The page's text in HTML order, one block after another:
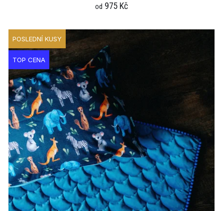
od 975 Kč
POSLEDNÍ KUSY
TOP CENA